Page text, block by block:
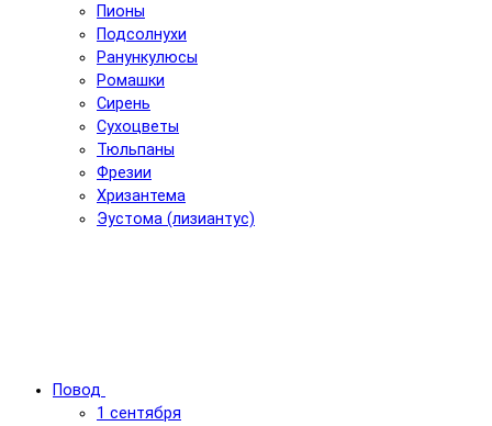
Пионы
Подсолнухи
Ранункулюсы
Ромашки
Сирень
Сухоцветы
Тюльпаны
Фрезии
Хризантема
Эустома (лизиантус)
Повод
1 сентября